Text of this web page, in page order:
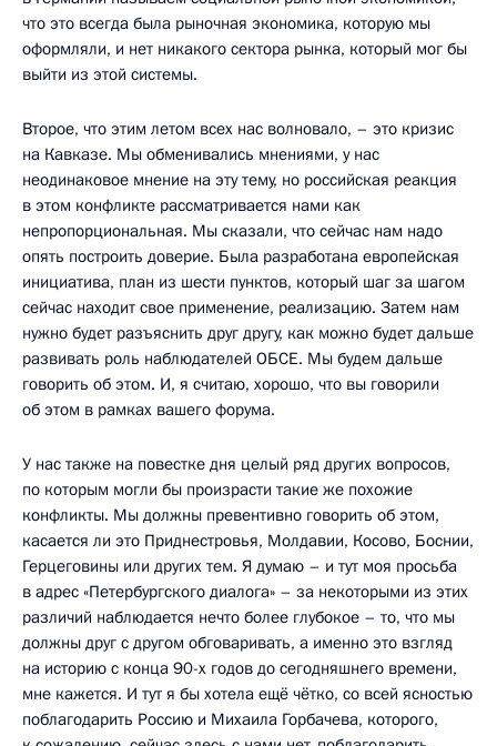
что это всегда была рыночная экономика, которую мы
оформляли, и нет никакого сектора рынка, который мог бы
выйти из этой системы.
Второе, что этим летом всех нас волновало, – это кризис
на Кавказе. Мы обменивались мнениями, у нас
неодинаковое мнение на эту тему, но российская реакция
в этом конфликте рассматривается нами как
непропорциональная. Мы сказали, что сейчас нам надо
опять построить доверие. Была разработана европейская
инициатива, план из шести пунктов, который шаг за шагом
сейчас находит свое применение, реализацию. Затем нам
нужно будет разъяснить друг другу, как можно будет дальше
развивать роль наблюдателей ОБСЕ. Мы будем дальше
говорить об этом. И, я считаю, хорошо, что вы говорили
об этом в рамках вашего форума.
У нас также на повестке дня целый ряд других вопросов,
по которым могли бы произрасти такие же похожие
конфликты. Мы должны превентивно говорить об этом,
касается ли это Приднестровья, Молдавии, Косово, Боснии,
Герцеговины или других тем. Я думаю – и тут моя просьба
в адрес «Петербургского диалога» – за некоторыми из этих
различий наблюдается нечто более глубокое – то, что мы
должны друг с другом обговаривать, а именно это взгляд
на историю с конца 90-х годов до сегодняшнего времени,
мне кажется. И тут я бы хотела ещё чётко, со всей ясностью
поблагодарить Россию и Михаила Горбачева, которого,